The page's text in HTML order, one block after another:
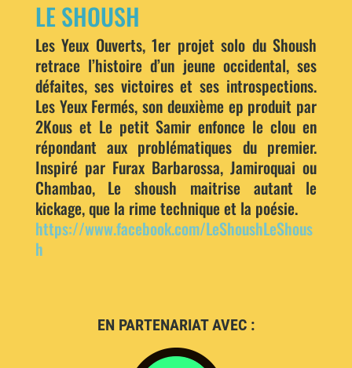
LE SHOUSH
Les Yeux Ouverts, 1er projet solo du Shoush
retrace l’histoire d’un jeune occidental, ses
défaites, ses victoires et ses introspections.
Les Yeux Fermés, son deuxième ep produit par
2Kous et Le petit Samir enfonce le clou en
répondant aux problématiques du premier.
Inspiré par Furax Barbarossa, Jamiroquai ou
Chambao, Le shoush maitrise autant le
kickage, que la rime technique et la poésie.
https://www.facebook.com/LeShoushLeShous
h
EN PARTENARIAT AVEC :